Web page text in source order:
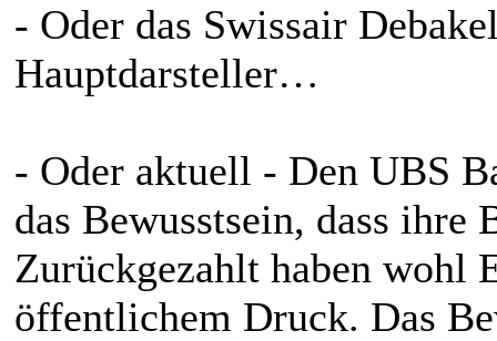
- Oder das Swissair
Hauptdarsteller…
- Oder aktuell - Den UBS
das Bewusstsein, dass
Zurückgezahlt haben wohl
öffentlichem Druck. Das